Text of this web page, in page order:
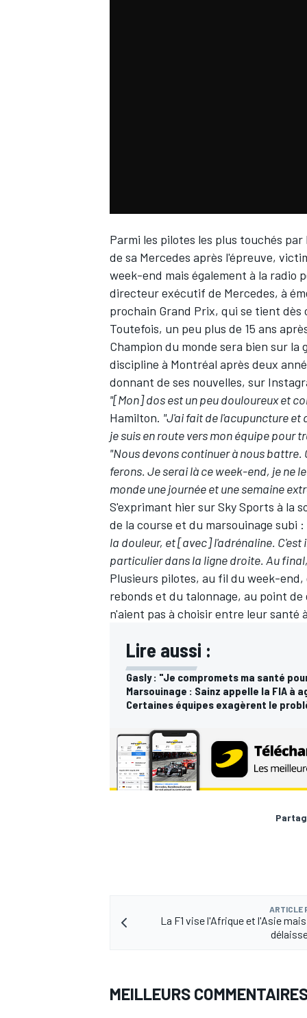
WEC
Parmi les pilotes les plus touchés par
de sa Mercedes après l'épreuve,
week-end mais également à la radio
directeur exécutif de Mercedes, à
prochain Grand Prix, qui se tient dès
Toutefois, un peu plus de 15 ans
Champion du monde sera bien sur
discipline à Montréal après deux
donnant de ses nouvelles, sur
"[Mon] dos est un peu douloureux et
Hamilton. "J'ai fait de l'acupuncture et
je suis en route vers mon équipe pour
"Nous devons continuer à nous battre.
ferons. Je serai là ce week-end, je ne
monde une journée et une semaine
S'exprimant hier sur Sky Sports à la
de la course et du marsouinage subi :
la douleur, et [avec] l'adrénaline. C'est
particulier dans la ligne droite. Au
Plusieurs pilotes, au fil du week-
rebonds et du talonnage, au point
n'aient pas à choisir entre leur santé
Lire aussi :
Gasly : "Je compromets ma santé
Marsouinage : Sainz appelle la FIA à
Certaines équipes exagèrent le
ARTICLE
La F1 vise l'Afrique et l'Asie
MEILLEURS